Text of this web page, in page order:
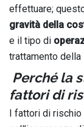
effettuare;
gravità della
e il tipo di
trattamento della
Perché la
fattori di
I fattori di rischio